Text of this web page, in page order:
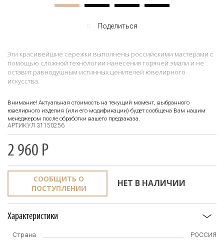
Поделиться
Эти красивейшие сережки выполнены российскими мастерами с
помощью сложной технологии нанесения горячей эмали и не
оставит равнодушным истинных ценителей ювелирного
искусства.
АРТИКУЛ 31150256
2 960 Р
Внимание! Актуальная стоимость на текущий момент, выбранного
ювелирного изделия (или его модификации) будет сообщена Вам нашим
менеджером после обработки вашего предзаказа.
СООБЩИТЬ О
ПОСТУПЛЕНИИ
НЕТ В НАЛИЧИИ
Характеристики
Страна
РОССИЯ